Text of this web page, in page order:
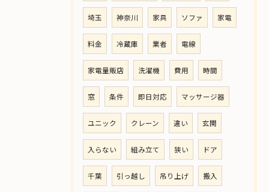
埼玉 神奈川 家具 ソファ 家電
料金 冷蔵庫 業者 電線
家電量販店 洗濯機 費用 時間
窓 条件 即日対応 マッサージ器
ユニック クレーン 違い 玄関
入らない 組み立て 狭い ドア
千葉 引っ越し 吊り上げ 搬入